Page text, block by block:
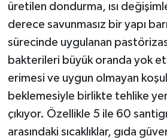
üretilen dondurma, ısı
derece savunmasız bir yapı
sürecinde uygulanan
bakterileri büyük oranda yok
erimesi ve uygun olmayan
beklemesiyle birlikte tehlike
çıkıyor. Özellikle 5 ile 60
arasındaki sıcaklıklar, gıda